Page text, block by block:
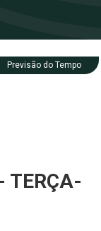
Previsão do Tempo
TERÇA-